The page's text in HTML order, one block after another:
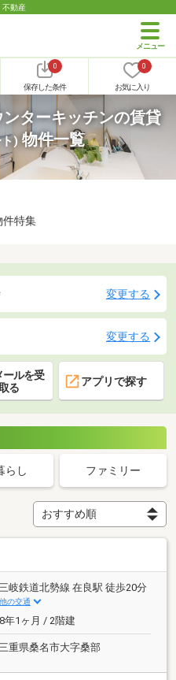
不動産
0
保存した条件
0
お気に入り
ターキッチンの賃貸
)物件一覧
件特集
変更する
変更する
ールを受
る
アプリで探す
らし ファミリー
三岐鉄道北勢線 在良駅 徒歩20分
の交通
年1ヶ月 / 2階建
三重県桑名市大字桑部